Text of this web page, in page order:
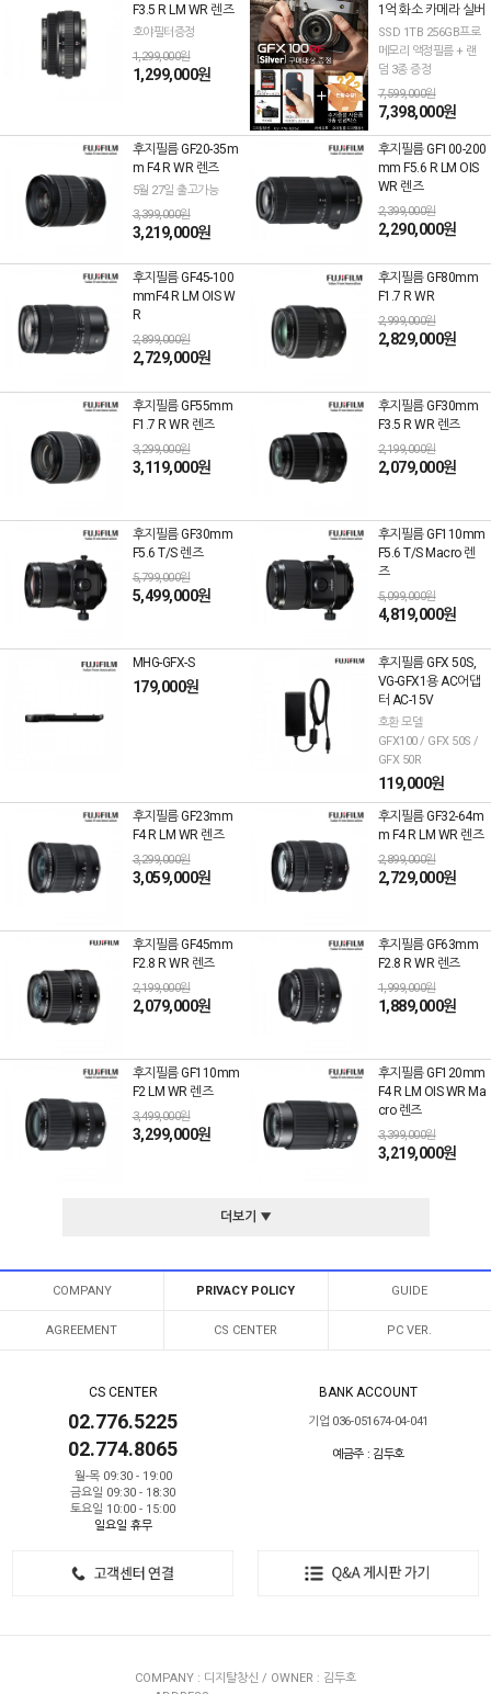
F3.5 R LM WR 렌즈
호야필터증정
1,299,000원
1,299,000원
1억 화소 카메라 실버
SSD 1TB 256GB프로
메모리 액정필름 + 랜
덤 3종 증정
7,599,000원
7,398,000원
후지필름 GF20-35m
m F4 R WR 렌즈
5월 27일 출고가능
3,399,000원
3,219,000원
후지필름 GF100-200
mm F5.6 R LM OIS
WR 렌즈
2,399,000원
2,290,000원
후지필름 GF45-100
mmF4 R LM OIS W
R
2,899,000원
2,729,000원
후지필름 GF80mm
F1.7 R WR
2,999,000원
2,829,000원
후지필름 GF55mm
F1.7 R WR 렌즈
3,299,000원
3,119,000원
후지필름 GF30mm
F3.5 R WR 렌즈
2,199,000원
2,079,000원
후지필름 GF30mm
F5.6 T/S 렌즈
5,799,000원
5,499,000원
후지필름 GF110mm
F5.6 T/S Macro 렌
즈
5,099,000원
4,819,000원
MHG-GFX-S
179,000원
후지필름 GFX 50S,
VG-GFX1용 AC어댑
터 AC-15V
호환 모델
GFX100 / GFX 50S /
GFX 50R
119,000원
후지필름 GF23mm
F4 R LM WR 렌즈
3,299,000원
3,059,000원
후지필름 GF32-64m
m F4 R LM WR 렌즈
2,899,000원
2,729,000원
후지필름 GF45mm
F2.8 R WR 렌즈
2,199,000원
2,079,000원
후지필름 GF63mm
F2.8 R WR 렌즈
1,999,000원
1,889,000원
후지필름 GF110mm
F2 LM WR 렌즈
3,499,000원
3,299,000원
후지필름 GF120mm
F4 R LM OIS WR Ma
cro 렌즈
3,399,000원
3,219,000원
더보기 ▼
COMPANY PRIVACY POLICY GUIDE
AGREEMENT CS CENTER PC VER.
CS CENTER
02.776.5225
02.774.8065
월-목 09:30 - 19:00
금요일 09:30 - 18:30
토요일 10:00 - 15:00
일요일 휴무
BANK ACCOUNT
기업 036-051674-04-041
예금주 : 김두호
COMPANY : 디지탈창신 / OWNER : 김두호